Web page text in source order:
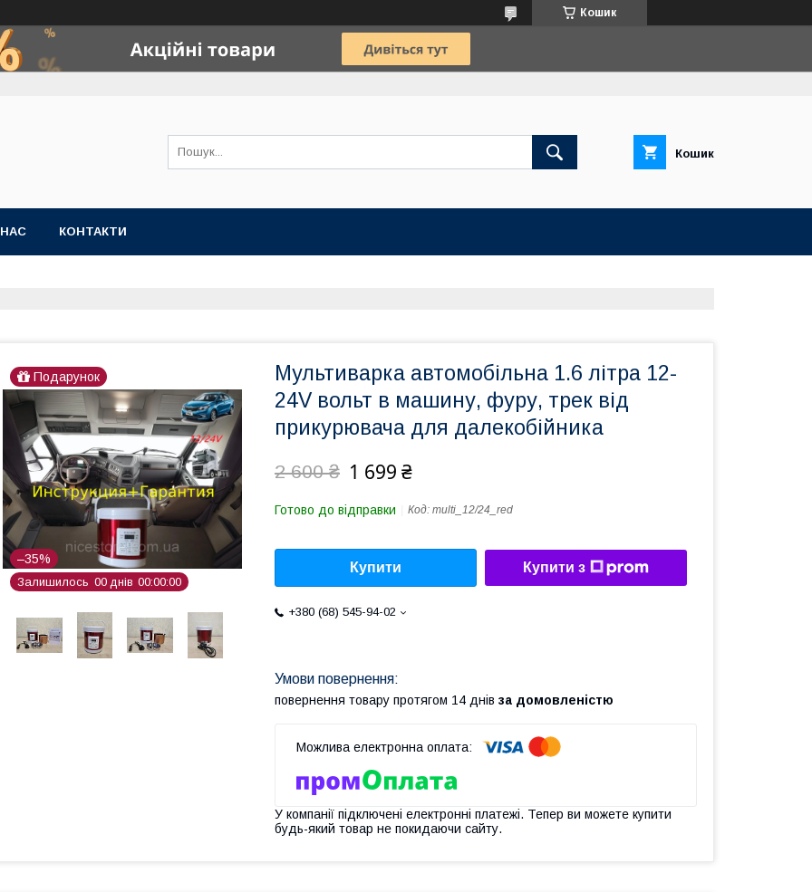
Кошик
Кошик
КОНТАКТИ
Подарунок
–35%
Залишилось 00 днів 00 00 00
Мультиварка автомобільна 1.6 літра 12-
24V вольт в машину, фуру, трек від
прикурювача для далекобійника
2 600 ₴ 1 699 ₴
Готово до відправки Код: multi_12/24_red
Купити Купити з
+380 (68) 545-94-02
повернення товару протягом 14 днів за домовленістю
У компанії підключені електронні платежі. Тепер ви можете купити
будь-який товар не покидаючи сайту.